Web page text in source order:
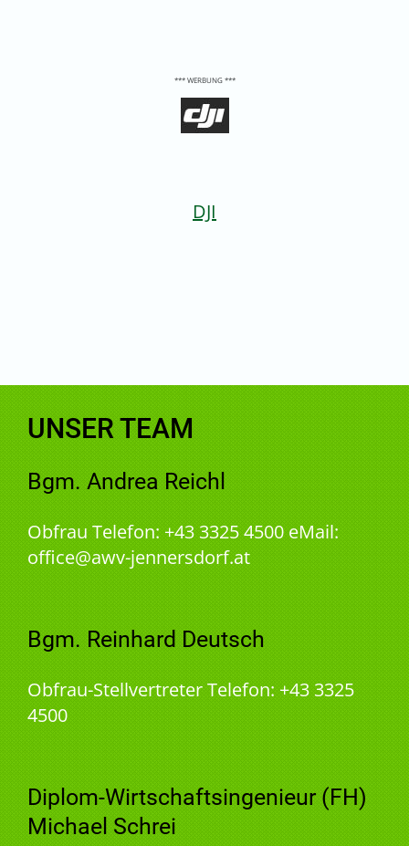
*** WERBUNG ***
DJI
UNSER TEAM
Bgm. Andrea Reichl
Obfrau Telefon: +43 3325 4500 eMail:
office@awv-jennersdorf.at
Bgm. Reinhard Deutsch
Obfrau-Stellvertreter Telefon: +43 3325
4500
Diplom-Wirtschaftsingenieur (FH)
Michael Schrei